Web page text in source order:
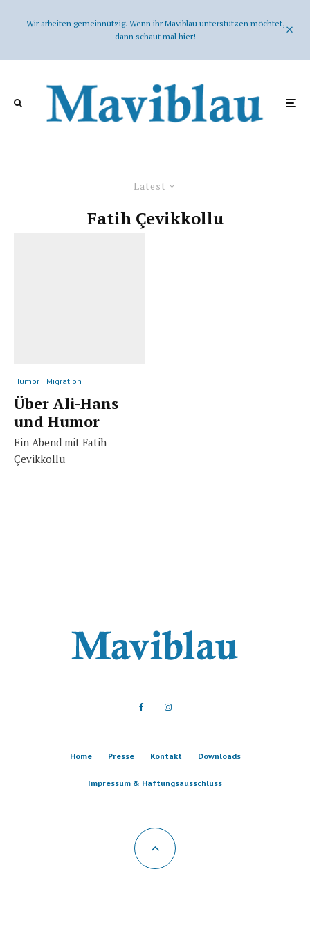
Wir arbeiten gemeinnützig. Wenn ihr Maviblau unterstützen möchtet,
dann schaut mal hier!
Latest
Fatih Çevikkollu
Humor Migration
Über Ali-Hans
und Humor
Ein Abend mit Fatih
Çevikkollu
Home Presse Kontakt Downloads
Impressum & Haftungsausschluss